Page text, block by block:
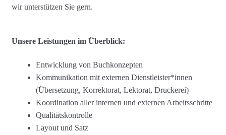
wir unterstützen Sie gern.
Unsere Leistungen im Überblick:
Entwicklung von Buchkonzepten
Kommunikation mit externen Dienstleister*innen
(Übersetzung, Korrektorat, Lektorat, Druckerei)
Koordination aller internen und externen Arbeitsschritte
Qualitätskontrolle
Layout und Satz